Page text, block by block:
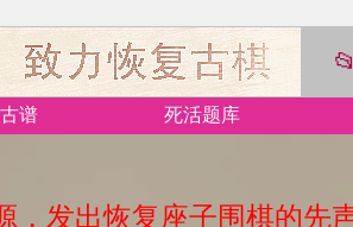
谱 死活题库
，发出恢复座子围棋的先